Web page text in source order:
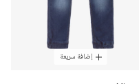
إضافة سريعة